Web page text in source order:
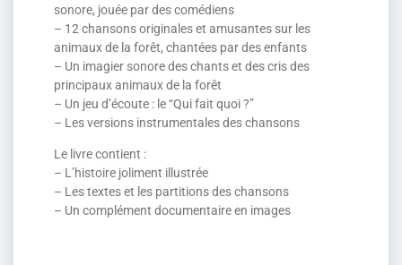
sonore, jouée par des comédiens
– 12 chansons originales et amusantes sur les
animaux de la forêt, chantées par des enfants
– Un imagier sonore des chants et des cris des
principaux animaux de la forêt
– Un jeu d’écoute : le “Qui fait quoi ?”
– Les versions instrumentales des chansons
Le livre contient :
– L’histoire joliment illustrée
– Les textes et les partitions des chansons
– Un complément documentaire en images